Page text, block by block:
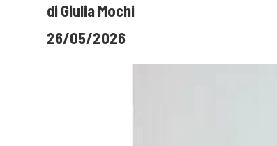
di Giulia Mochi
26/05/2026